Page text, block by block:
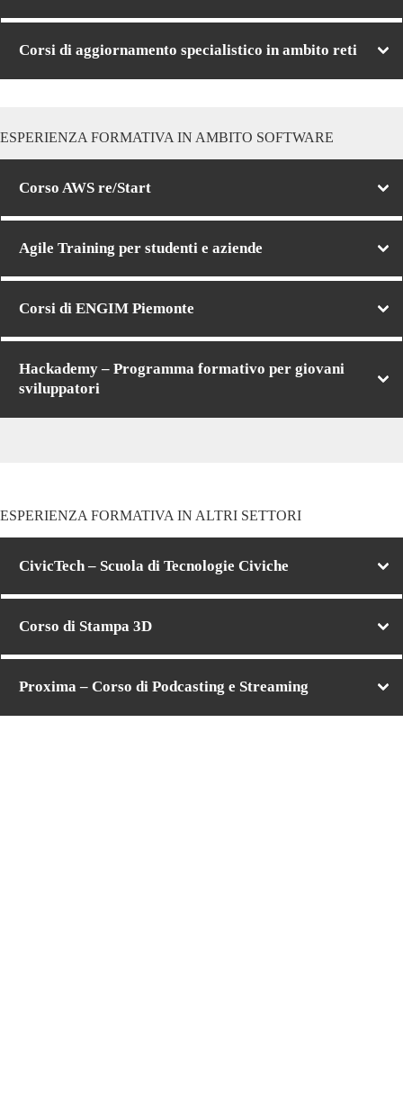
Corsi di aggiornamento specialistico in ambito reti
ESPERIENZA FORMATIVA IN AMBITO SOFTWARE
Corso AWS re/Start
Agile Training per studenti e aziende
Corsi di ENGIM Piemonte
Hackademy – Programma formativo per giovani
sviluppatori
ESPERIENZA FORMATIVA IN ALTRI SETTORI
CivicTech – Scuola di Tecnologie Civiche
Corso di Stampa 3D
Proxima – Corso di Podcasting e Streaming